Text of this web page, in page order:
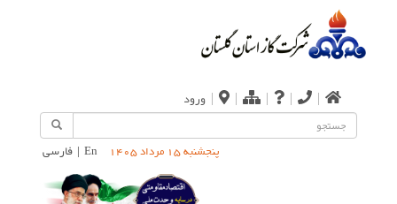
|
|
|
|
| ورود
پنجشنبه 15 مرداد 1405 En
| فارسی